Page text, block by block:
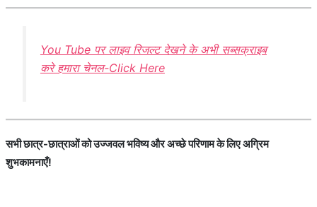
You Tube पर लाइव रिजल्ट देखने के अभी सब्सक्राइब
करे हमारा चेनल-Click Here
सभी छात्र-छात्राओं को उज्जवल भविष्य और अच्छे परिणाम के लिए अग्रिम
शुभकामनाएँ!